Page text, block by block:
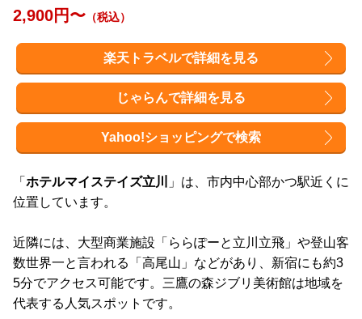
2,900円〜 （税込）
楽天トラベルで詳細を見る
じゃらんで詳細を見る
Yahoo!ショッピングで検索
「 ホテルマイステイズ立川
」は、市内中心部かつ駅近くに
位置しています。
近隣には、大型商業施設「ららぽーと立川立飛」や登山客
数世界一と言われる「高尾山」などがあり、新宿にも約3
5分でアクセス可能です。三鷹の森ジブリ美術館は地域を
代表する人気スポットです。